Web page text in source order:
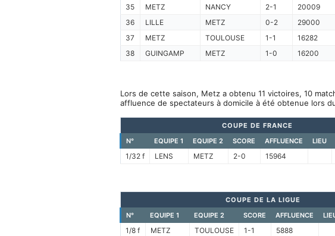
35
METZ NANCY 2-1
20009
36
LILLE METZ 0-2 29000
37
METZ TOULOUSE 1-1
16282
38
GUINGAMP METZ 1-0 16200
Lors de cette saison, Metz a obtenu 11 victoires, 10
affluence de spectateurs à domicile à été obtenue lors
COUPE DE FRANCE
N°
EQUIPE 1 EQUIPE 2 SCORE AFFLUENCE LIEU
1/32 f LENS METZ 2-0 15964
COUPE DE LA LIGUE
N°
EQUIPE 1 EQUIPE 2 SCORE AFFLUENCE
1/8 f METZ TOULOUSE 1-1 5888